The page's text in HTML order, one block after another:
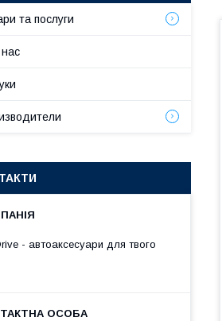
та послуги
- автоаксесуари для твого